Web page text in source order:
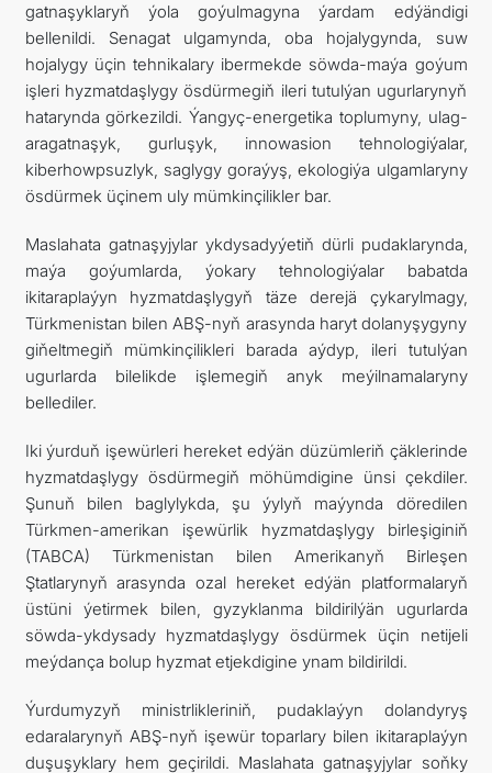
gatnaşyklaryň ýola goýulmagyna ýardam edýändigi
bellenildi. Senagat ulgamynda, oba hojalygynda, suw
hojalygy üçin tehnikalary ibermekde söwda-maýa goýum
işleri hyzmatdaşlygy ösdürmegiň ileri tutulýan ugurlarynyň
hatarynda görkezildi. Ýangyç-energetika toplumyny, ulag-
aragatnaşyk, gurluşyk, innowasion tehnologiýalar,
kiberhowpsuzlyk, saglygy goraýyş, ekologiýa ulgamlaryny
ösdürmek üçinem uly mümkinçilikler bar.
Maslahata gatnaşyjylar ykdysadyýetiň dürli pudaklarynda,
maýa goýumlarda, ýokary tehnologiýalar babatda
ikitaraplaýyn hyzmatdaşlygyň täze derejä çykarylmagy,
Türkmenistan bilen ABŞ-nyň arasynda haryt dolanyşygyny
giňeltmegiň mümkinçilikleri barada aýdyp, ileri tutulýan
ugurlarda bilelikde işlemegiň anyk meýilnamalaryny
bellediler.
Iki ýurduň işewürleri hereket edýän düzümleriň çäklerinde
hyzmatdaşlygy ösdürmegiň möhümdigine ünsi çekdiler.
Şunuň bilen baglylykda, şu ýylyň maýynda döredilen
Türkmen-amerikan işewürlik hyzmatdaşlygy birleşiginiň
(TABCA) Türkmenistan bilen Amerikanyň Birleşen
Ştatlarynyň arasynda ozal hereket edýän platformalaryň
üstüni ýetirmek bilen, gyzyklanma bildirilýän ugurlarda
söwda-ykdysady hyzmatdaşlygy ösdürmek üçin netijeli
meýdança bolup hyzmat etjekdigine ynam bildirildi.
Ýurdumyzyň ministrlikleriniň, pudaklaýyn dolandyryş
edaralarynyň ABŞ-nyň işewür toparlary bilen ikitaraplaýyn
duşuşyklary hem geçirildi. Maslahata gatnaşyjylar soňky